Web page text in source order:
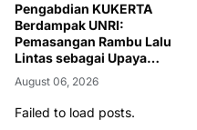
Pengabdian KUKERTA
Berdampak UNRI:
Pemasangan Rambu Lalu
Lintas sebagai Upaya
Meningkatkan Keselamatan
Berkendara di Desa Kiab
Jaya, Kabupaten Pelalawan
August 06, 2026
Failed to load posts.